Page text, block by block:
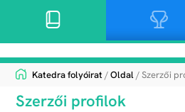
Katedra folyóirat/Oldal/ Szerzői
Szerzői profilok